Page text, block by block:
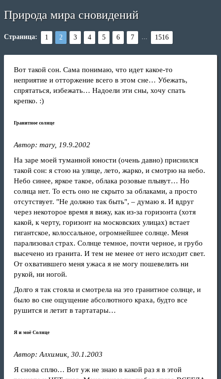
Природа мира сновидений
Страница: 1 2 3 4 5 6 7 ... 1516
Вот такой сон. Сама понимаю, что идет какое‑то
неприятие и отторжение всего в этом сне… Убежать,
спрятаться, избежать… Надоели эти сны, хочу спать
крепко. :)
Гранитное солнце
Автор: mary, 19.9.2002
На заре моей туманной юности (очень давно) приснился
такой сон: я стою на улице, лето, жарко, и смотрю на небо.
Небо синее, яркое такое, облака розовые плывут… Но
солнца нет. То есть оно не скрыто за облаками, а просто
отсутствует. "Не должно так быть", – думаю я. И вдруг
через некоторое время я вижу, как из‑за горизонта (хотя
какой, к черту, горизонт на московских улицах) встает
гигантское, колоссальное, огромнейшее солнце. Меня
парализовал страх. Солнце темное, почти черное, и грубо
высечено из гранита. И тем не менее от него исходит свет.
От охватившего меня ужаса я не могу пошевелить ни
рукой, ни ногой.
Долго я так стояла и смотрела на это гранитное солнце, и
было во сне ощущение абсолютного краха, будто все
рушится и летит в тартатары…
Я и моё Солнце
Автор: Алхимик, 30.1.2003
Я снова сплю… Вот уж не знаю в какой раз я в этой